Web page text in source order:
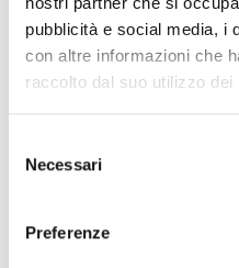
pubblicità e social media, i
con altre informazioni che
raccolto dal suo utilizzo dei
delNecessari
Preferenze
CAMPO DI LAVORO
Diametro max di
tornibile